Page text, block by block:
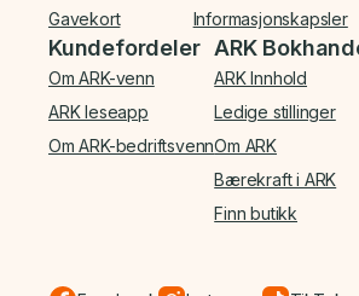
Gavekort
Informasjonskapsler
Kundefordeler
Om ARK-venn
ARK leseapp
Om ARK-bedriftsvenn
ARK
ARK Innhold
Ledige stillinger
Om ARK
Bærekraft i ARK
Finn butikk